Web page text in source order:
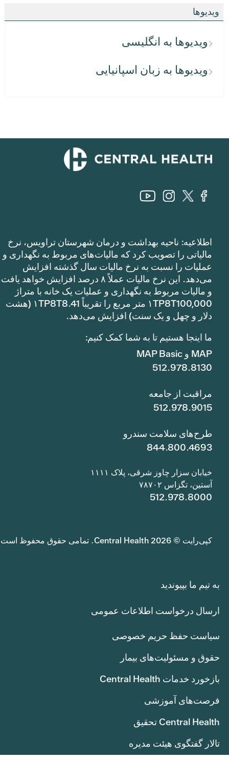
ویدیوها
ویدیوها به انگلیسی
ویدیوها به زبان اسپانیایی
اطلاعیه: ناحیه بهداشت و درمان شهرستان تراویس، نرخ
مالیاتی را تصویب کرد که مالیات‌های مربوط به نگهداری و
عملیات را نسبت به نرخ مالیات سال گذشته افزایش
می‌دهد. این نرخ مالیات عملاً ۸ درصد افزایش خواهد یافت
و مالیات مربوط به نگهداری و عملیات یک خانه با متراژ
۱TP8T100,000 متر مربع را تقریباً ۱TP8T8.41 (هشت
دلار و چهل و یک سنت) افزایش می‌دهد.
ما اینجا هستیم تا به شما کمک کنیم:
MAP و MAP Basic
512.978.8130
مراقبت از جامعه
512.978.9015
طرح‌های سلامت سندرو
844.800.4693
خیابان سزار چاوز شرقی، پلاک ۱۱۱۱
آستین، تگزاس ۷۸۷۰۲
512.978.8000
کپی‌رایت © 2026 Central Health. تمامی حقوق محفوظ است.
به تیم ما بپیوندید
ارسال درخواست اطلاعات عمومی
سیاست حفظ حریم خصوصی
حقوق و مسئولیت‌های بیمار
بازخورد خدمات Central Health
فرصت‌های آموزشی
Central Health تحقیق
تالار گفتگوی هیئت مدیره